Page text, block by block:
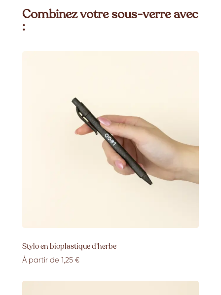
Combinez votre sous-verre avec
:
Stylo en bioplastique d’herbe
À partir de 1 ,25 €